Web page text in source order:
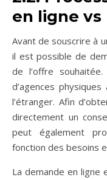
en ligne vs
Avant de souscrire à
il est possible de
de l’offre
d’agences
l’étranger. Afin
directement un
peut également
fonction des besoins
La demande en ligne